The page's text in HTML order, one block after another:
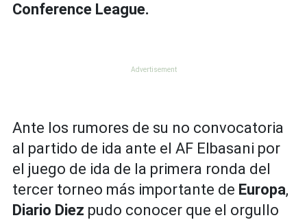
Conference League.
Ante los rumores de su no convocatoria
al partido de ida ante el AF Elbasani por
el juego de ida de la primera ronda del
tercer torneo más importante de Europa,
Diario Diez pudo conocer que el orgullo